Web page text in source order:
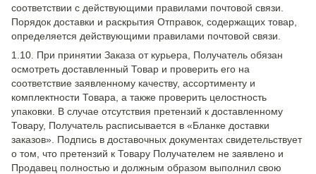
соответствии с действующими правилами почтовой связи.
Порядок доставки и раскрытия Отправок, содержащих товар,
определяется действующими правилами почтовой связи.
1.10. При принятии Заказа от курьера, Получатель обязан
осмотреть доставленный Товар и проверить его на
соответствие заявленному качеству, ассортименту и
комплектности Товара, а также проверить целостность
упаковки. В случае отсутствия претензий к доставленному
Товару, Получатель расписывается в «Бланке доставки
заказов». Подпись в доставочных документах свидетельствует
о том, что претензий к Товару Получателем не заявлено и
Продавец полностью и должным образом выполнил свою